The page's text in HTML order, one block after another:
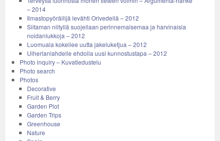
– 2014
Ilmastopyöräilijä levähti Orivedellä – 2012
Siitaman niityllä suojellaan perinnemaisemaa ja harvinaisia
noidanlukkoja – 2012
Luomuala kokeilee uutta jakeluketjua – 2012
Uiherlanlahdelle ehdolla uusi kunnostustapa – 2012
Photo inquiry – Kuvatiedustelu
Photo search
Photos
Decorative
Fruit & Berry
Garden Plot
Garden Trips
Greenhouse
Nature